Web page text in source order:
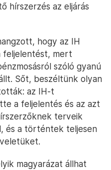
hírszerzés az eljárás
hogy az IH
feljelentést, mert
szóló gyanú
Sőt, beszéltünk olyan
az IH-t
a feljelentés és az azt
terveik
és a történtek teljesen
magyarázat állhat